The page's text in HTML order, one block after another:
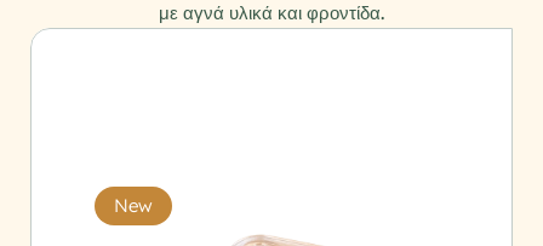
με αγνά υλικά και φροντίδα.
New